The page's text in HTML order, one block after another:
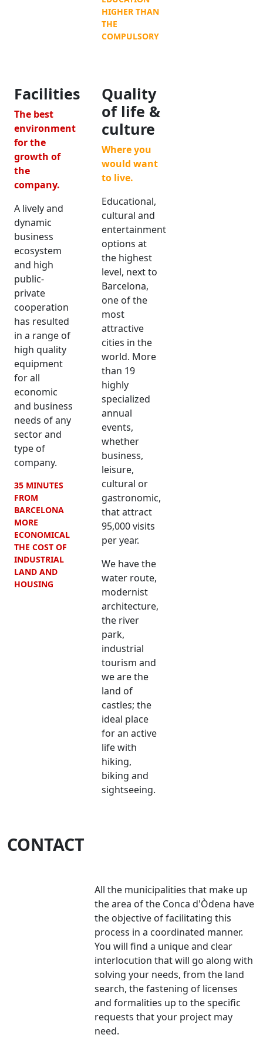
HIGHER THAN
THE
COMPULSORY
Facilities
The best
environment
for the
growth of
the
company.
A lively and
dynamic
business
ecosystem
and high
public-
private
cooperation
has resulted
in a range of
high quality
equipment
for all
economic
and business
needs of any
sector and
type of
company.
35 MINUTES
FROM
BARCELONA
MORE
ECONOMICAL
THE COST OF
INDUSTRIAL
LAND AND
HOUSING
Quality
of life &
culture
Where you
would want
to live.
Educational,
cultural and
entertainment
options at
the highest
level, next to
Barcelona,
one of the
most
attractive
cities in the
world. More
than 19
highly
specialized
annual
events,
whether
business,
leisure,
cultural or
gastronomic,
that attract
95,000 visits
per year.
We have the
water route,
modernist
architecture,
the river
park,
industrial
tourism and
we are the
land of
castles; the
ideal place
for an active
life with
hiking,
biking and
sightseeing.
CONTACT
All the municipalities that make up
the area of the Conca d'Òdena have
the objective of facilitating this
process in a coordinated manner.
You will find a unique and clear
interlocution that will go along with
solving your needs, from the land
search, the fastening of licenses
and formalities up to the specific
requests that your project may
need.